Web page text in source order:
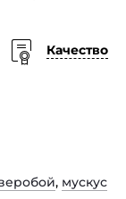
Качество
, мускус